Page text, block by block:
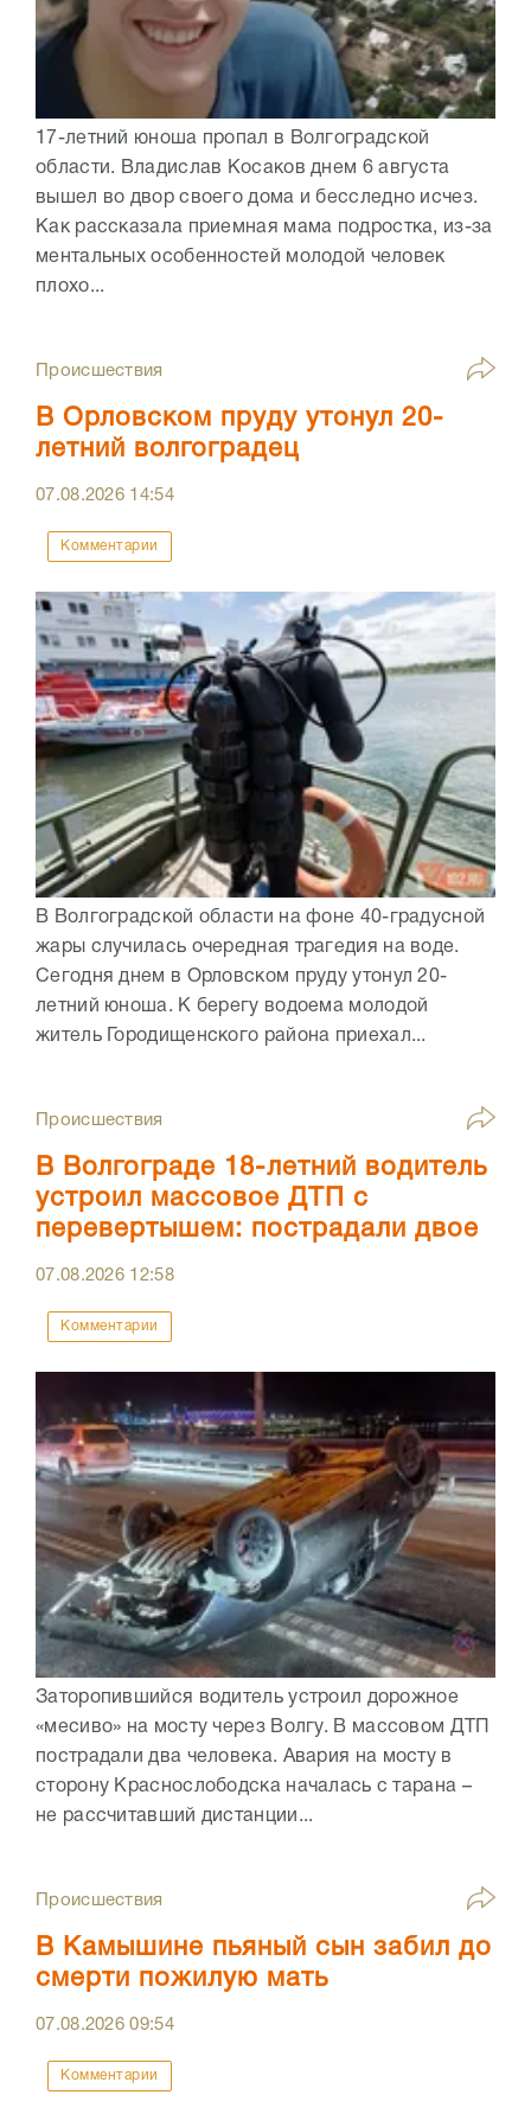
17-летний юноша пропал в Волгоградской
области. Владислав Косаков днем 6 августа
вышел во двор своего дома и бесследно исчез.
Как рассказала приемная мама подростка, из-за
ментальных особенностей молодой человек
плохо...
Происшествия
В Орловском пруду утонул 20-
летний волгоградец
07.08.2026 14:54
Комментарии
В Волгоградской области на фоне 40-градусной
жары случилась очередная трагедия на воде.
Сегодня днем в Орловском пруду утонул 20-
летний юноша. К берегу водоема молодой
житель Городищенского района приехал...
Происшествия
В Волгограде 18-летний водитель
устроил массовое ДТП с
перевертышем: пострадали двое
07.08.2026 12:58
Комментарии
Заторопившийся водитель устроил дорожное
«месиво» на мосту через Волгу. В массовом ДТП
пострадали два человека. Авария на мосту в
сторону Краснослободска началась с тарана –
не рассчитавший дистанции...
Происшествия
В Камышине пьяный сын забил до
смерти пожилую мать
07.08.202609:54
Комментарии